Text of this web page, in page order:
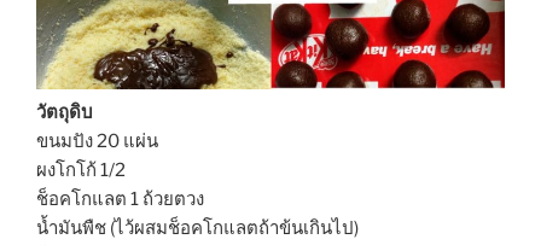
วัตถุดิบ
ขนมปัง 20 แผ่น
ผงโกโก้ 1/2
ช็อคโกแลต 1 ถ้วยตวง
น้ำมันพืช (ไว้ผสมช็อคโกแลตถ้าข้นเกินไป)